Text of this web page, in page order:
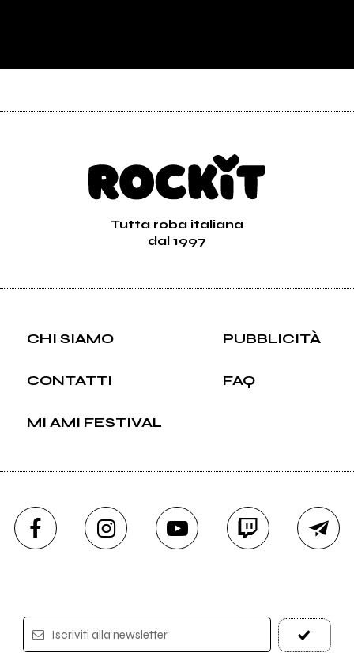
Tutta roba italiana
dal 1997
CHI SIAMO PUBBLICITÀ
CONTATTI FAQ
MI AMI FESTIVAL
Iscriviti alla newsletter